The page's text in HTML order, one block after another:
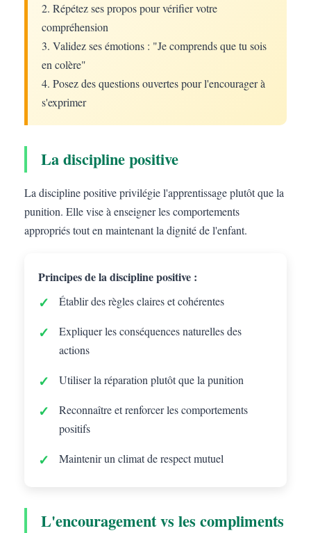
2. Répétez ses propos pour vérifier votre
compréhension
3. Validez ses émotions : "Je comprends que tu sois
en colère"
4. Posez des questions ouvertes pour l'encourager à
s'exprimer
La discipline positive
La discipline positive privilégie l'apprentissage plutôt que la
punition. Elle vise à enseigner les comportements
appropriés tout en maintenant la dignité de l'enfant.
Principes de la discipline positive :
Établir des règles claires et cohérentes
Expliquer les conséquences naturelles des
actions
Utiliser la réparation plutôt que la punition
Reconnaître et renforcer les comportements
positifs
Maintenir un climat de respect mutuel
L'encouragement vs les compliments